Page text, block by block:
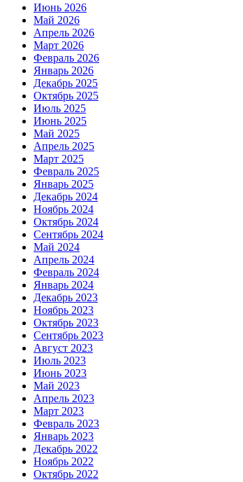
Июнь 2026
Май 2026
Апрель 2026
Март 2026
Февраль 2026
Январь 2026
Декабрь 2025
Октябрь 2025
Июль 2025
Июнь 2025
Май 2025
Апрель 2025
Март 2025
Февраль 2025
Январь 2025
Декабрь 2024
Ноябрь 2024
Октябрь 2024
Сентябрь 2024
Май 2024
Апрель 2024
Февраль 2024
Январь 2024
Декабрь 2023
Ноябрь 2023
Октябрь 2023
Сентябрь 2023
Август 2023
Июль 2023
Июнь 2023
Май 2023
Апрель 2023
Март 2023
Февраль 2023
Январь 2023
Декабрь 2022
Ноябрь 2022
Октябрь 2022